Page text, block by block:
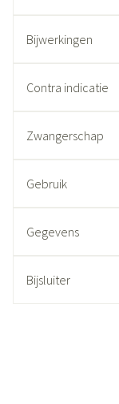
Bijwerkingen
Contra indicatie
Zwangerschap
Gebruik
Gegevens
Bijsluiter